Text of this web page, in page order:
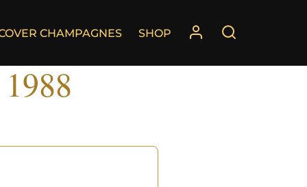
CHAMPAGNES SHOP